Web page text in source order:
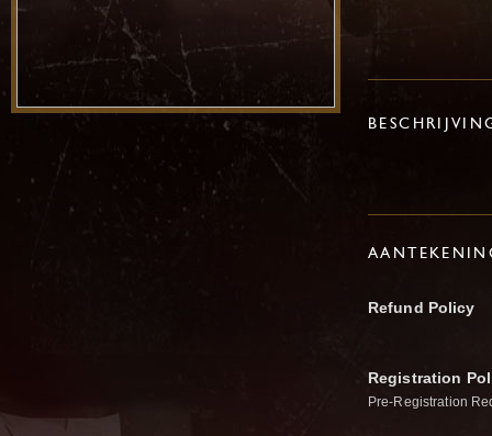
Refund Policy
Registration
Pre-Registration